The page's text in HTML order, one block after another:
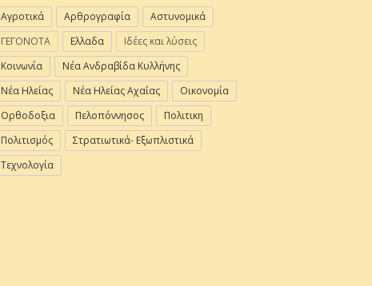
Αγροτικά Αρθρογραφία
Αστυνομικά
ΓΕΓΟΝΟΤΑ
Ελλαδα
Ιδέες και λύσεις
Κοινωνία
Νέα Ανδραβίδα Κυλλήνης
Νέα Ηλείας
Νέα Ηλείας Αχαΐας
Οικονομία
Ορθοδοξια
Πελοπόννησος
Πολιτικη
Πολιτισμός
Στρατιωτικά- Εξωπλιστικά
Τεχνολογία